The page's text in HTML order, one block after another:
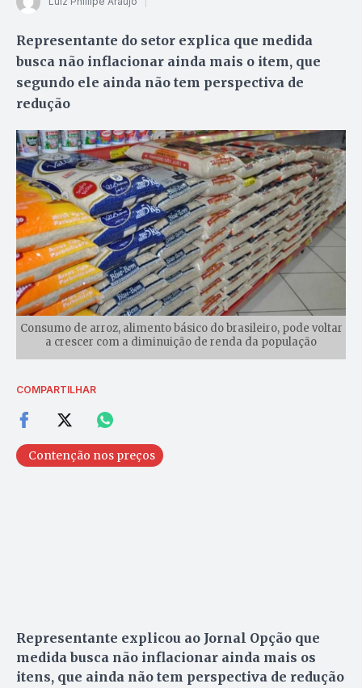
Representante do setor explica que medida
busca não inflacionar ainda mais o item, que
segundo ele ainda não tem perspectiva de
redução
Consumo de arroz, alimento básico do brasileiro, pode voltar
a crescer com a diminuição de renda da população
COMPARTILHAR
Contenção nos preços
Representante explicou ao Jornal Opção que
medida busca não inflacionar ainda mais os
itens, que ainda não tem perspectiva de redução